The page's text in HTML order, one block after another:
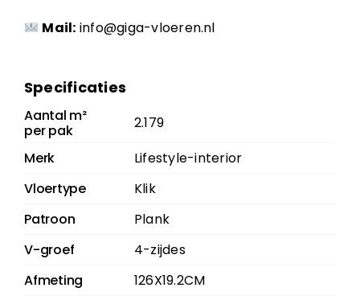
Mail: info@giga-vloeren.nl
Specificaties
Aantal m²
per pak
2.179
Merk
Lifestyle-interior
Vloertype
Klik
Patroon
Plank
V-groef
4-zijdes
Afmeting
126X19.2CM